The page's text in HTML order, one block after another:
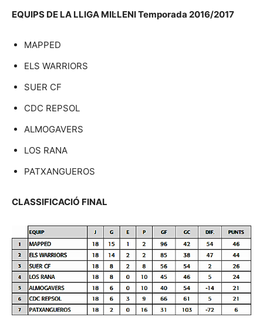
EQUIPS DE LA LLIGA MIL·LENI Temporada 2016/2017
MAPPED
ELS WARRIORS
SUER CF
CDC REPSOL
ALMOGAVERS
LOS RANA
PATXANGUEROS
CLASSIFICACIÓ FINAL